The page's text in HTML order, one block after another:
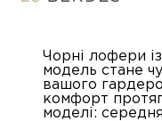
Чорні лофери
модель стане
вашого
комфорт
моделі: